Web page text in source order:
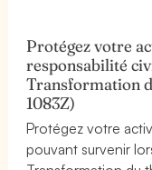
Protégez votre
responsabilité
Transformation
1083Z)
Protégez votre
pouvant survenir